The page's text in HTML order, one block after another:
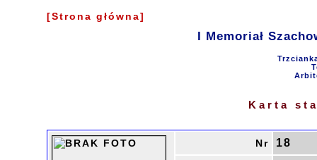
[Strona główna]
I Memoriał
Karta
Nr 18